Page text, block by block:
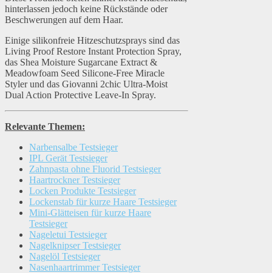
hinterlassen jedoch keine Rückstände oder
Beschwerungen auf dem Haar.
Einige silikonfreie Hitzeschutzsprays sind das
Living Proof Restore Instant Protection Spray,
das Shea Moisture Sugarcane Extract &
Meadowfoam Seed Silicone-Free Miracle
Styler und das Giovanni 2chic Ultra-Moist
Dual Action Protective Leave-In Spray.
Relevante Themen:
Narbensalbe Testsieger
IPL Gerät Testsieger
Zahnpasta ohne Fluorid Testsieger
Haartrockner Testsieger
Locken Produkte Testsieger
Lockenstab für kurze Haare Testsieger
Mini-Glätteisen für kurze Haare
Testsieger
Nageletui Testsieger
Nagelknipser Testsieger
Nagelöl Testsieger
Nasenhaartrimmer Testsieger